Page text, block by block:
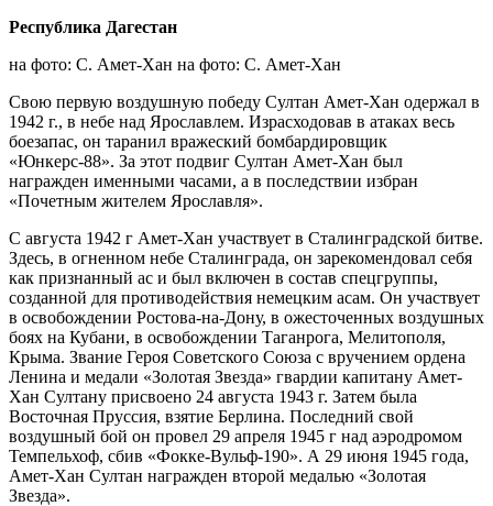
Республика Дагестан
на фото: С. Амет-Хан на фото: С. Амет-Хан
Свою первую воздушную победу Султан Амет-Хан одержал в
1942 г., в небе над Ярославлем. Израсходовав в атаках весь
боезапас, он таранил вражеский бомбардировщик
«Юнкерс-88». За этот подвиг Султан Амет-Хан был
награжден именными часами, а в последствии избран
«Почетным жителем Ярославля».
С августа 1942 г Амет-Хан участвует в Сталинградской битве.
Здесь, в огненном небе Сталинграда, он зарекомендовал себя
как признанный ас и был включен в состав спецгруппы,
созданной для противодействия немецким асам. Он участвует
в освобождении Ростова-на-Дону, в ожесточенных воздушных
боях на Кубани, в освобождении Таганрога, Мелитополя,
Крыма. Звание Героя Советского Союза с вручением ордена
Ленина и медали «Золотая Звезда» гвардии капитану Амет-
Хан Султану присвоено 24 августа 1943 г. Затем была
Восточная Пруссия, взятие Берлина. Последний свой
воздушный бой он провел 29 апреля 1945 г над аэродромом
Темпельхоф, сбив «Фокке-Вульф-190». А 29 июня 1945 года,
Амет-Хан Султан награжден второй медалью «Золотая
Звезда».